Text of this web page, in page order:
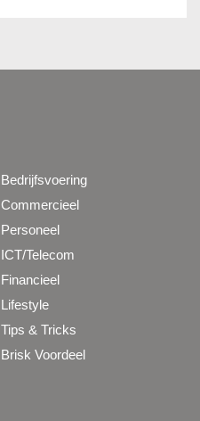
Bedrijfsvoering
Commercieel
Personeel
ICT/Telecom
Financieel
Lifestyle
Tips & Tricks
Brisk Voordeel